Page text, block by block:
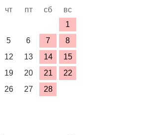
чт пт сб
вс
1
5 6 7
8
12 13 14
15
19 20 21
22
26 27 28